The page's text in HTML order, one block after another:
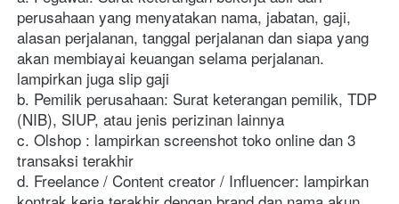
perusahaan yang menyatakan nama, jabatan, gaji,
alasan perjalanan, tanggal perjalanan dan siapa yang
akan membiayai keuangan selama perjalanan.
lampirkan juga slip gaji
b. Pemilik perusahaan: Surat keterangan pemilik, TDP
(NIB), SIUP, atau jenis perizinan lainnya
c. Olshop : lampirkan screenshot toko online dan 3
transaksi terakhir
d. Freelance / Content creator / Influencer: lampirkan